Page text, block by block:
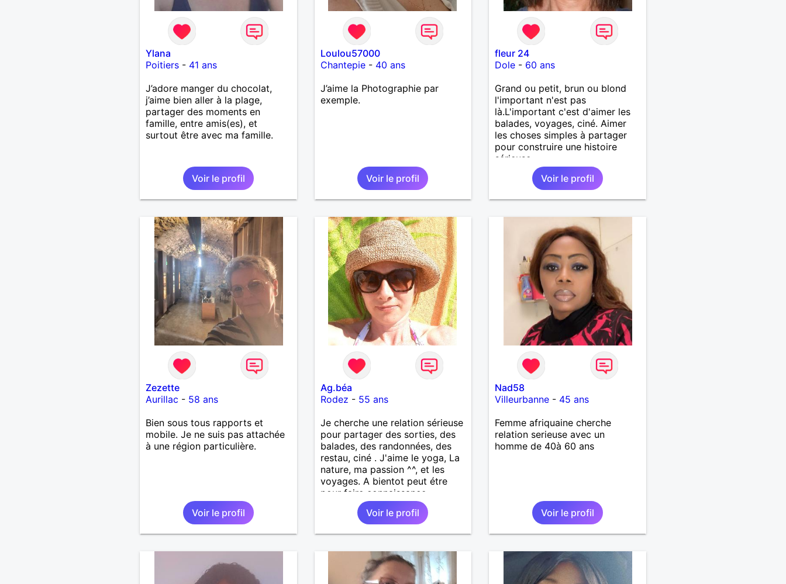
Ylana
Poitiers- 41 ans
J’adore manger du chocolat,
j’aime bien aller à la plage,
partager des moments en
famille, entre amis(es), et
surtout être avec ma famille.
Voir le profil
Loulou57000
Chantepie- 40 ans
J’aime la Photographie par
exemple.
Voir le profil
fleur 24
Dole - 60 ans
Grand ou petit, brun ou blond
l'important n'est pas
là.L'important c'est d'aimer les
balades, voyages, ciné. Aimer
les choses simples à partager
pour construire une histoire
sérieuse.
Voir le profil
Zezette
Aurillac - 58 ans
Bien sous tous rapports et
mobile. Je ne suis pas attachée
à une région particulière.
Voir le profil
Ag.béa
Rodez - 55 ans
Je cherche une relation sérieuse
pour partager des sorties, des
balades, des randonnées, des
restau, ciné . J'aime le yoga, La
nature, ma passion ^^, et les
voyages. A bientot peut étre
pour faire connaissance
Voir le profil
Nad58
Villeurbanne - 45 ans
Femme afriquaine cherche
relation serieuse avec un
homme de 40à 60 ans
Voir le profil